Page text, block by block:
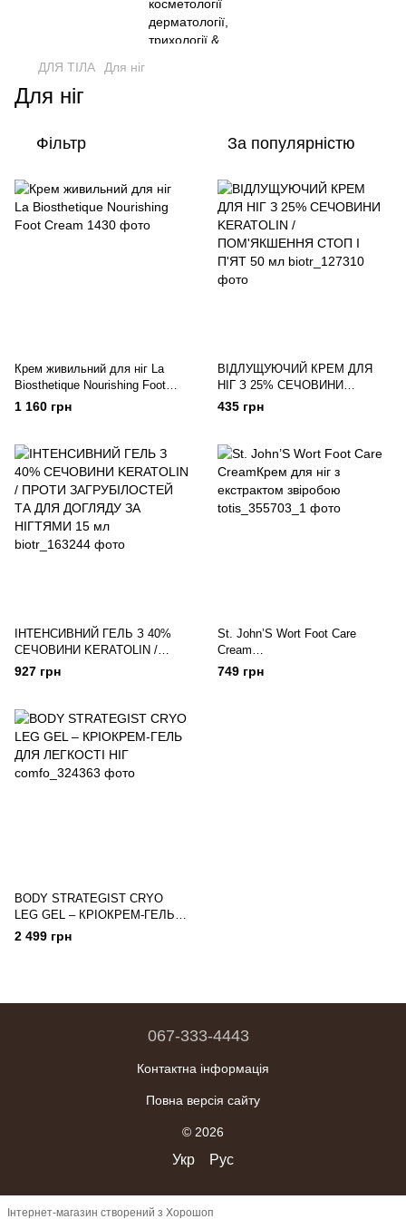
ДЛЯ ТІЛА Для ніг
Для ніг
Фільтр За популярністю
Крем живильний для ніг La
Biosthetique Nourishing Foot
Cream
1 160 грн
ВІДЛУЩУЮЧИЙ КРЕМ ДЛЯ
НІГ З 25% СЕЧОВИНИ
KERATOLIN / ПОМ'ЯКШЕННЯ
СТОП І П'ЯТ 50 мл
435 грн
ІНТЕНСИВНИЙ ГЕЛЬ З 40%
СЕЧОВИНИ KERATOLIN /
ПРОТИ ЗАГРУБІЛОСТЕЙ ТА
ДЛЯ ДОГЛЯДУ ЗА НІГТЯМИ 15
927 грн
St. John’S Wort Foot Care
Cream
Крем для ніг з екстрактом
звіробою
749 грн
BODY STRATEGIST CRYO
LEG GEL – КРІОКРЕМ-ГЕЛЬ
ДЛЯ ЛЕГКОСТІ НІГ
2 499 грн
067-333-4443
Контактна інформація
Повна версія сайту
© 2026
Укр Рус
Інтернет-магазин створений з Хорошоп